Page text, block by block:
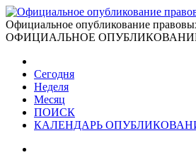
Официальное опубликование
ОФИЦИАЛЬНОЕ
Сегодня
Неделя
Месяц
ПОИСК
КАЛЕНДАРЬ